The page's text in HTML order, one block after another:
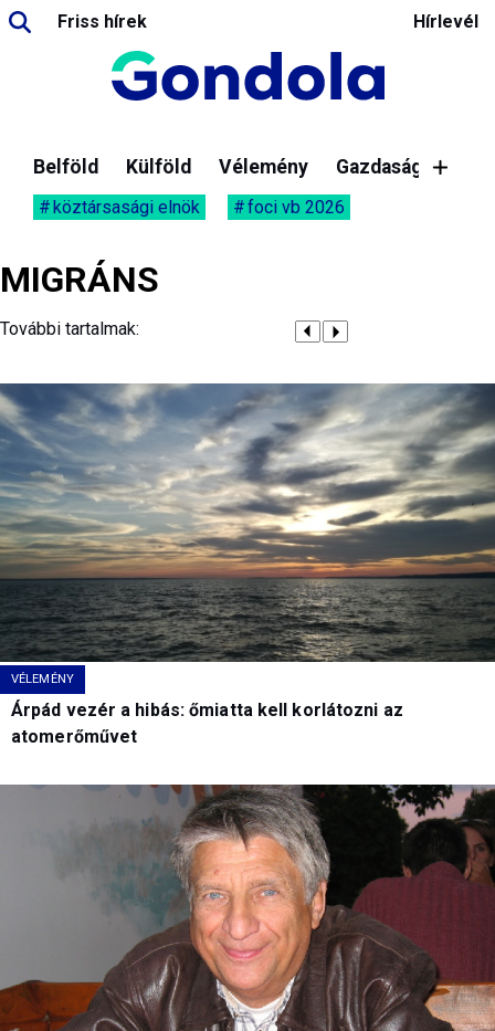
Friss hírek Hírlevél
Belföld Külföld Vélemény Gazdaság
köztársasági elnök foci vb 2026
MIGRÁNS
További tartalmak:
VÉLEMÉNY
Árpád vezér a hibás: őmiatta kell korlátozni az
atomerőművet